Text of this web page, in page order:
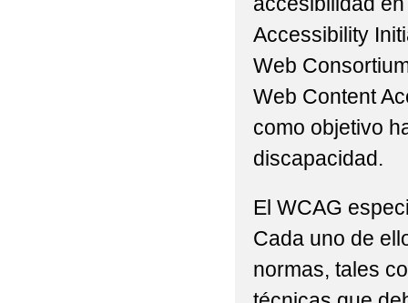
Accessibility
Web
Web Content
como objetivo
discapacidad.
El WCAG
Cada uno de
normas, tales